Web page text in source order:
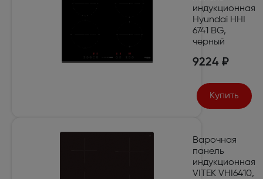
индукционная
Hyundai HHI
6741 BG,
черный
9224 ₽
Купить
Варочная
панель
индукционная
VITEK VHI6410,